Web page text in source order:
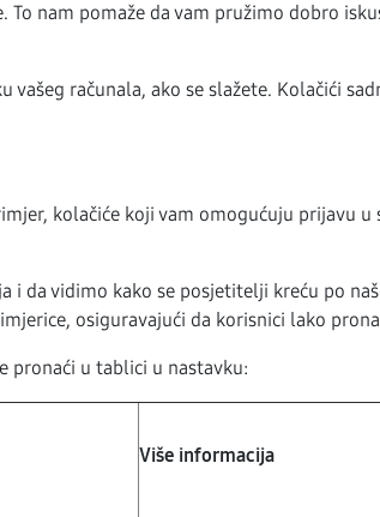
To nam pomaže da vam pružimo dobro
računala, ako se slažete. Kolačići
kolačiće koji vam omogućuju prijavu u
da vidimo kako se posjetitelji kreću po
osiguravajući da korisnici lako
pronaći u tablici u nastavku:
Više informacija